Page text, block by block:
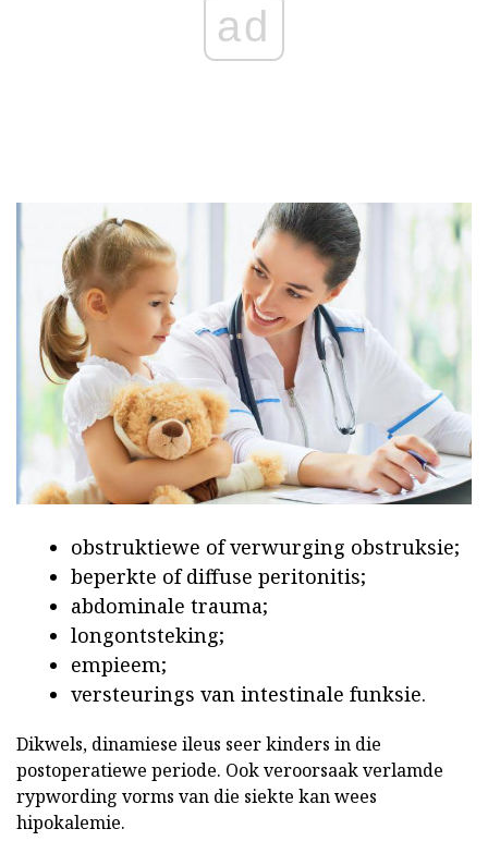
ad
obstruktiewe of verwurging obstruksie;
beperkte of diffuse peritonitis;
abdominale trauma;
longontsteking;
empieem;
versteurings van intestinale funksie.
Dikwels, dinamiese ileus seer kinders in die
postoperatiewe periode. Ook veroorsaak verlamde
rypwording vorms van die siekte kan wees
hipokalemie.